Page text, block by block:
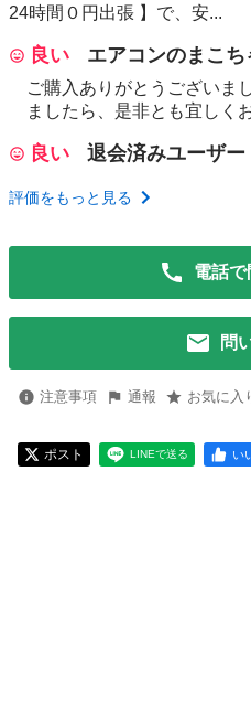
24時間０円出張 】で、安...
良い エアコンのまこち
ご購入ありがとうございま
ましたら、是非とも宜しく
良い 退会済みユーザー
評価をもっと見る
電話
問
注意事項 通報 お気に入
ポスト LINEで送る い